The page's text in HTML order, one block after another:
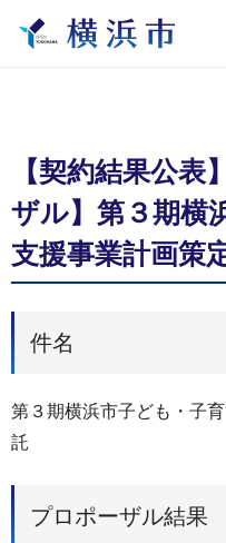
【契約結果公表
ザル】第３期横
支援事業計画策
件名
第３期横浜市子ども・子
託
プロポーザル結果